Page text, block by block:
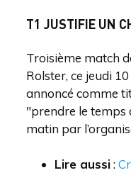
T1 JUSTIFIE UN
Troisième match
Rolster, ce jeudi
annoncé comme
"prendre le temps
matin par
Lire aussi: